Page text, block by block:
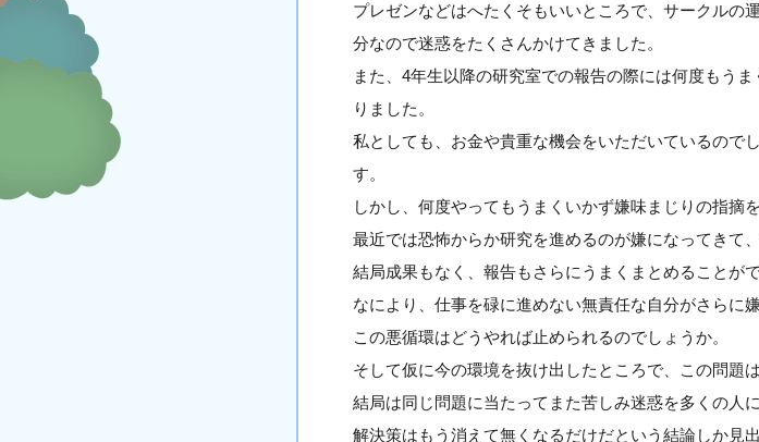
プレゼンなどはへたくそもいいところで、サークルの
分なので迷惑をたくさんかけてきました。
また、4年生以降の研究室での報告の際には何度もう
りました。
私としても、お金や貴重な機会をいただいているので
す。
しかし、何度やってもうまくいかず嫌味まじりの指摘
最近では恐怖からか研究を進めるのが嫌になってきて
結局成果もなく、報告もさらにうまくまとめることが
なにより、仕事を碌に進めない無責任な自分がさらに
この悪循環はどうやれば止められるのでしょうか。
そして仮に今の環境を抜け出したところで、この問題
結局は同じ問題に当たってまた苦しみ迷惑を多くの人
解決策はもう消えて無くなるだけだという結論しか見出